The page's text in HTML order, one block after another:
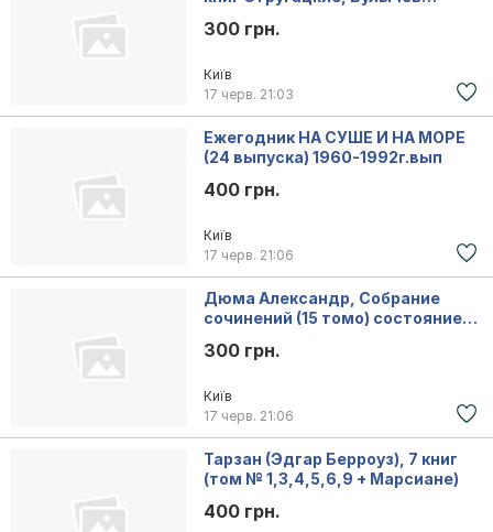
300 грн.
Київ
17 черв. 21:03
Ежегодник НА СУШЕ И НА МОРЕ
(24 выпуска) 1960-1992г.вып
400 грн.
Київ
17 черв. 21:06
Дюма Александр, Собрание
сочинений (15 томо) состояние
300 грн.
Київ
17 черв. 21:06
Тарзан (Эдгар Берроуз), 7 книг
(том № 1,3,4,5,6,9 + Марсиане)
400 грн.